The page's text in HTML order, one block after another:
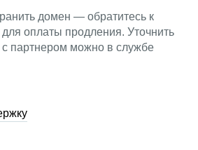
домен — обратитесь к
оплаты продления. Уточнить
с партнером можно в службе